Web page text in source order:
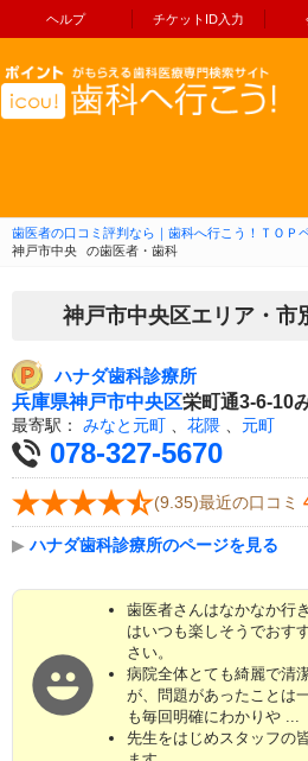
ヘルプ チケットID入力
コン
歯医者の口コミ評判なら｜歯科へ行こう！ＴＯＰ
神戸市中央
の歯医者・歯科
神戸市中央区エリア・市
ハナダ歯科診療所
兵庫県神戸市中央区栄町通3-6-10
最寄駅： みなと元町 花隈 元町
078-327-5670
(9.35)最近の口コミ
▶ ハナダ歯科診療所のページを見る
歯医者さんはなかなか行
はいつも楽しそうでおす
さい。
病院全体とても綺麗で清
が、問題があったことは
も毎回明確にわかりや ...
先生をはじめスタッフの